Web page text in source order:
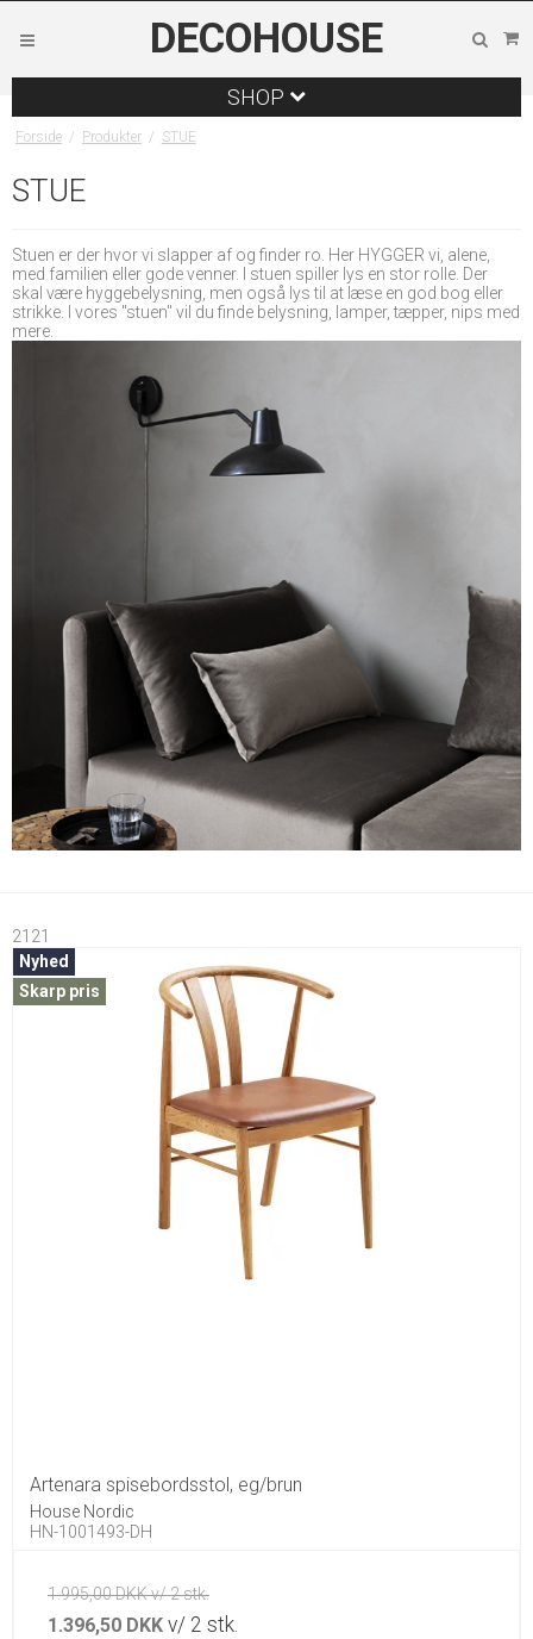
DECOHOUSE
SHOP
Forside / Produkter / STUE
STUE
Stuen er der hvor vi slapper af og finder ro. Her HYGGER vi, alene,
med familien eller gode venner. I stuen spiller lys en stor rolle. Der
skal være hyggebelysning, men også lys til at læse en god bog eller
strikke. I vores "stuen" vil du finde belysning, lamper, tæpper, nips med
mere.
2121
Nyhed
Skarp pris
Artenara spisebordsstol, eg/brun
House Nordic
HN-1001493-DH
1.995,00 DKK v/ 2 stk.
1.396,50 DKK v/ 2 stk.